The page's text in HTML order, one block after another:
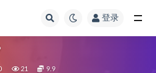
登录
21 9.9